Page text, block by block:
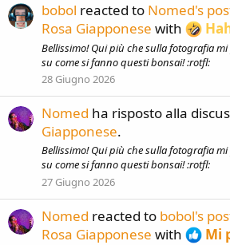
bobol reacted to Nomed's
Rosa Giapponese with
Bellissimo! Qui più che sulla fotografia
su come si fanno questi bonsai! :rotfl:
28 Giugno 2026
Nomed ha risposto alla
Giapponese.
Bellissimo! Qui più che sulla fotografia
su come si fanno questi bonsai! :rotfl:
27 Giugno 2026
Nomed reacted to bobol's
Rosa Giapponese with Mi